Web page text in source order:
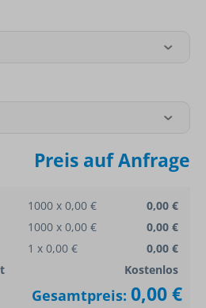
Preis auf Anfrage
1000 x 0,00 €
0,00 €
1000 x 0,00 €
0,00 €
1 x 0,00 €
0,00 €
Kostenlos
Gesamtpreis: 0,00 €